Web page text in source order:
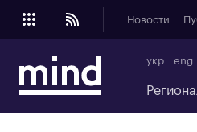
Новости
укр eng